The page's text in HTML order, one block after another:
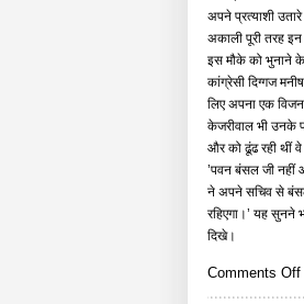
अपने प्रत्याशी
अकाली पूरी तरह इन
इस मौके को भुनाने के
कांग्रेसी दिग्गज
लिए अपना एक विजन
केजरीवाल भी उनके
और को ढूंढ रही थीं
’पवन बंसल जी नहीं
ने अपने सचिव से
रहिएगा।’ यह
दिखे।
Comments Off